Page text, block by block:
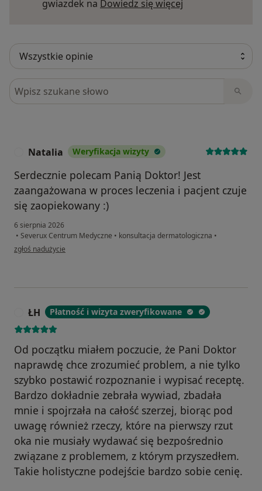
gwiazdek na Dowiedz się więcej
Szukaj w opiniach
Natalia Weryfikacja wizyty
Serdecznie polecam Panią Doktor! Jest
zaangażowana w proces leczenia i pacjent czuje
się zaopiekowany :)
6 sierpnia 2026
• Severux Centrum Medyczne • konsultacja dermatologiczna •
w opinii użytkownika Natalia
zgłoś nadużycie
ŁH Płatność i wizyta zweryfikowane
Od początku miałem poczucie, że Pani Doktor
naprawdę chce zrozumieć problem, a nie tylko
szybko postawić rozpoznanie i wypisać receptę.
Bardzo dokładnie zebrała wywiad, zbadała
mnie i spojrzała na całość szerzej, biorąc pod
uwagę również rzeczy, które na pierwszy rzut
oka nie musiały wydawać się bezpośrednio
związane z problemem, z którym przyszedłem.
Takie holistyczne podejście bardzo sobie cenię.